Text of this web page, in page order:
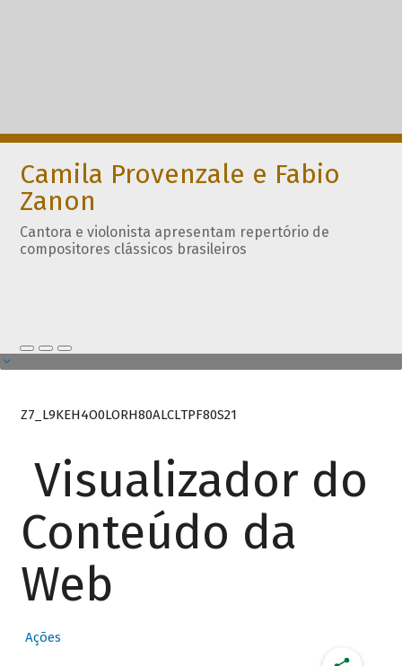
Camila Provenzale e Fabio
Zanon
Cantora e violonista apresentam repertório de
compositores clássicos brasileiros
Z7_L9KEH4O0LORH80ALCLTPF80S21
Visualizador do
Conteúdo da
Web
Ações